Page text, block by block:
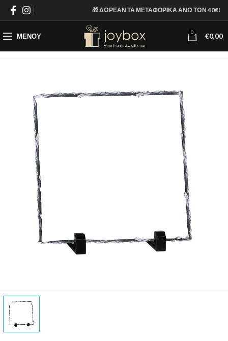
🎁 ΔΩΡΕΑΝ ΤΑ ΜΕΤΑΦΟΡΙΚΑ ΑΝΩ ΤΩΝ 40€!
ΜΕΝΟΎ 0 €0,00